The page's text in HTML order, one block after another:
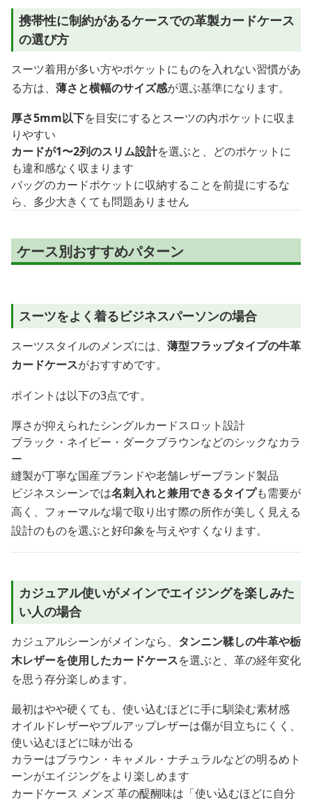
携帯性に制約があるケースでの革製カードケース
の選び方
スーツ着用が多い方やポケットにものを入れない習慣があ
る方は、 薄さと横幅のサイズ感が選ぶ基準になります。
厚さ5mm以下を目安にするとスーツの内ポケットに収ま
りやすい
カードが1〜2列のスリム設計を選ぶと、どのポケットに
も違和感なく収まります
バッグのカードポケットに収納することを前提にするな
ら、多少大きくても問題ありません
ケース別おすすめパターン
スーツをよく着るビジネスパーソンの場合
スーツスタイルのメンズには、 薄型フラップタイプの牛革
カードケースがおすすめです。
ポイントは以下の3点です。
厚さが抑えられたシングルカードスロット設計
ブラック・ネイビー・ダークブラウンなどのシックなカラ
ー
縫製が丁寧な国産ブランドや老舗レザーブランド製品
ビジネスシーンでは名刺入れと兼用できるタイプも需要が
高く、フォーマルな場で取り出す際の所作が美しく見える
設計のものを選ぶと好印象を与えやすくなります。
カジュアル使いがメインでエイジングを楽しみた
い人の場合
カジュアルシーンがメインなら、 タンニン鞣しの牛革や栃
木レザーを使用したカードケースを選ぶと、革の経年変化
を思う存分楽しめます。
最初はやや硬くても、使い込むほどに手に馴染む素材感
オイルドレザーやプルアップレザーは傷が目立ちにくく、
使い込むほどに味が出る
カラーはブラウン・キャメル・ナチュラルなどの明るめト
ーンがエイジングをより楽しめます
カードケース メンズ 革の醍醐味は「使い込むほどに自分